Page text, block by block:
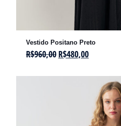
Vestido Positano Preto
R$960,00 R$480,00